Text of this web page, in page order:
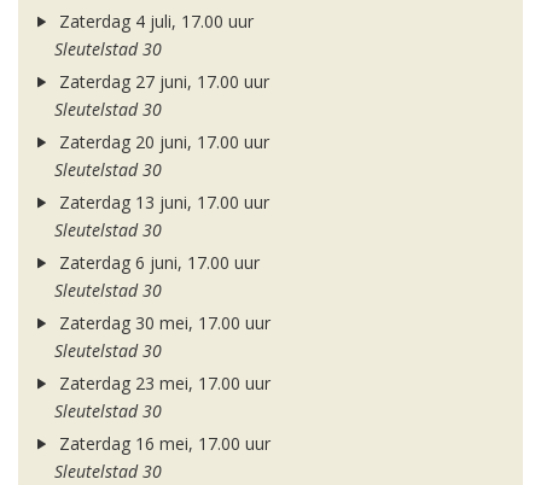
Zaterdag 4 juli, 17.00 uur
Sleutelstad 30
Zaterdag 27 juni, 17.00 uur
Sleutelstad 30
Zaterdag 20 juni, 17.00 uur
Sleutelstad 30
Zaterdag 13 juni, 17.00 uur
Sleutelstad 30
Zaterdag 6 juni, 17.00 uur
Sleutelstad 30
Zaterdag 30 mei, 17.00 uur
Sleutelstad 30
Zaterdag 23 mei, 17.00 uur
Sleutelstad 30
Zaterdag 16 mei, 17.00 uur
Sleutelstad 30